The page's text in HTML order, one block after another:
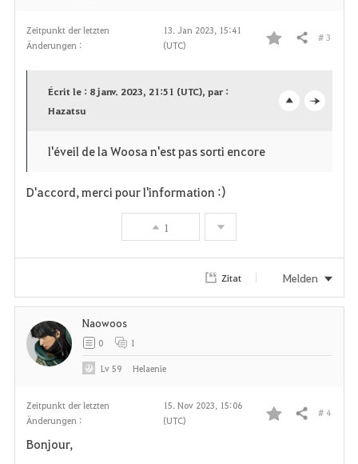
Zeitpunkt der letzten
Änderungen :
13. Jan 2023, 15:41
(UTC)
F
n
Teilen # 3
Écrit le : 8 janv. 2023, 21:51 (UTC), par :
Hazatsu
l'éveil de la Woosa n'est pas sorti encore
D'accord, merci pour l'information :)
1
Zitat Melden
Zeitpunkt der letzten
Änderungen :
15. Nov 2023, 15:06
(UTC)
F
Teilen # 4
Bonjour,
Naowoos
0 1
Lv59 Helaenie